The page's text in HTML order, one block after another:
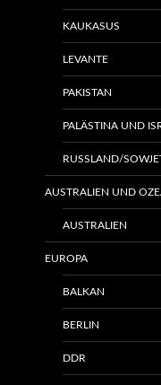
KAUKASUS
LEVANTE
PAKISTAN
PALÄSTINA UND
RUSSLAND/
AUSTRALIEN UND
AUSTRALIEN
EUROPA
BALKAN
BERLIN
DDR